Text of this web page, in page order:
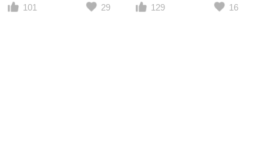
101
29
129
16